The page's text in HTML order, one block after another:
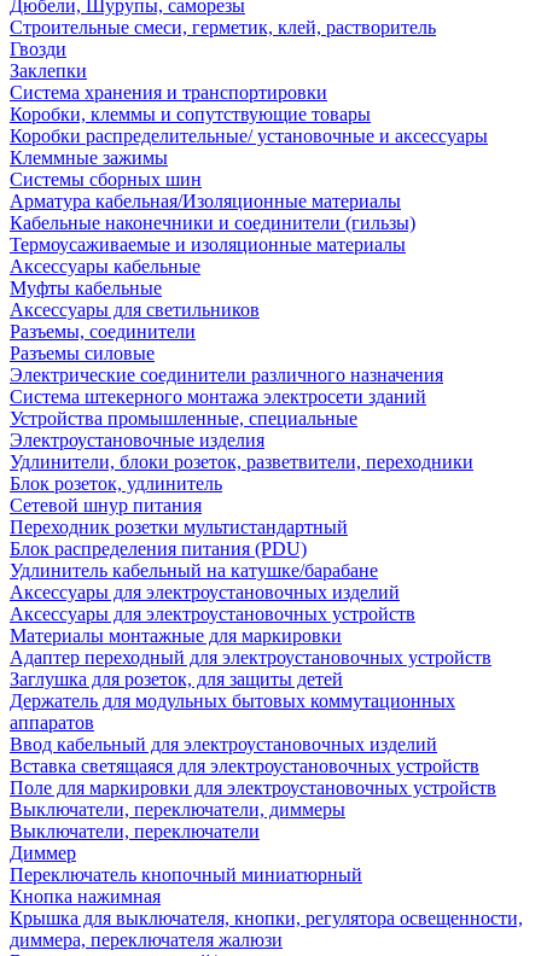
Дюбели, Шурупы, саморезы
Строительные смеси, герметик, клей, растворитель
Гвозди
Заклепки
Система хранения и транспортировки
Коробки, клеммы и сопутствующие товары
Коробки распределительные/ установочные и аксессуары
Клеммные зажимы
Системы сборных шин
Арматура кабельная/Изоляционные материалы
Кабельные наконечники и соединители (гильзы)
Термоусаживаемые и изоляционные материалы
Аксессуары кабельные
Муфты кабельные
Аксессуары для светильников
Разъемы, соединители
Разъемы силовые
Электрические соединители различного назначения
Система штекерного монтажа электросети зданий
Устройства промышленные, специальные
Электроустановочные изделия
Удлинители, блоки розеток, разветвители, переходники
Блок розеток, удлинитель
Сетевой шнур питания
Переходник розетки мультистандартный
Блок распределения питания (PDU)
Удлинитель кабельный на катушке/барабане
Аксессуары для электроустановочных изделий
Аксессуары для электроустановочных устройств
Материалы монтажные для маркировки
Адаптер переходный для электроустановочных устройств
Заглушка для розеток, для защиты детей
Держатель для модульных бытовых коммутационных
аппаратов
Ввод кабельный для электроустановочных изделий
Вставка светящаяся для электроустановочных устройств
Поле для маркировки для электроустановочных устройств
Выключатели, переключатели, диммеры
Выключатели, переключатели
Диммер
Переключатель кнопочный миниатюрный
Кнопка нажимная
Крышка для выключателя, кнопки, регулятора освещенности,
диммера, переключателя жалюзи